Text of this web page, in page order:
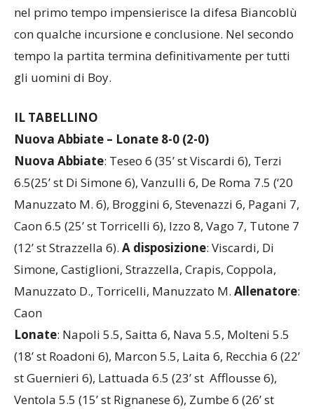
nel primo tempo impensierisce la difesa Biancoblù
con qualche incursione e conclusione. Nel secondo
tempo la partita termina definitivamente per tutti
gli uomini di Boy.
IL TABELLINO
Nuova Abbiate – Lonate 8-0 (2-0)
Nuova Abbiate: Teseo 6 (35’ st Viscardi 6), Terzi
6.5(25’ st Di Simone 6), Vanzulli 6, De Roma 7.5 (‘20
Manuzzato M. 6), Broggini 6, Stevenazzi 6, Pagani 7,
Caon 6.5 (25’ st Torricelli 6), Izzo 8, Vago 7, Tutone 7
(12’ st Strazzella 6). A disposizione: Viscardi, Di
Simone, Castiglioni, Strazzella, Crapis, Coppola,
Manuzzato D., Torricelli, Manuzzato M. Allenatore:
Caon
Lonate: Napoli 5.5, Saitta 6, Nava 5.5, Molteni 5.5
(18’ st Roadoni 6), Marcon 5.5, Laita 6, Recchia 6 (22’
st Guernieri 6), Lattuada 6.5 (23’ st Afflousse 6),
Ventola 5.5 (15’ st Rignanese 6), Zumbe 6 (26’ st